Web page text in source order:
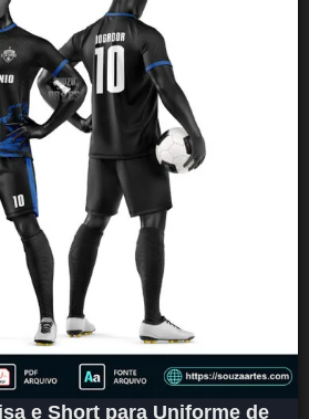
e Short para Uniforme de